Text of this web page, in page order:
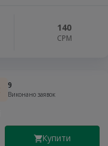
140
СРМ
9
Виконано заявок
Купити